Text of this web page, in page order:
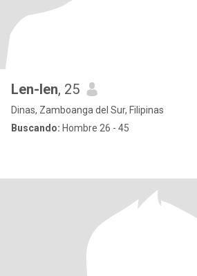
Len-len, 25
Dinas, Zamboanga del Sur, Filipinas
Buscando: Hombre 26 - 45